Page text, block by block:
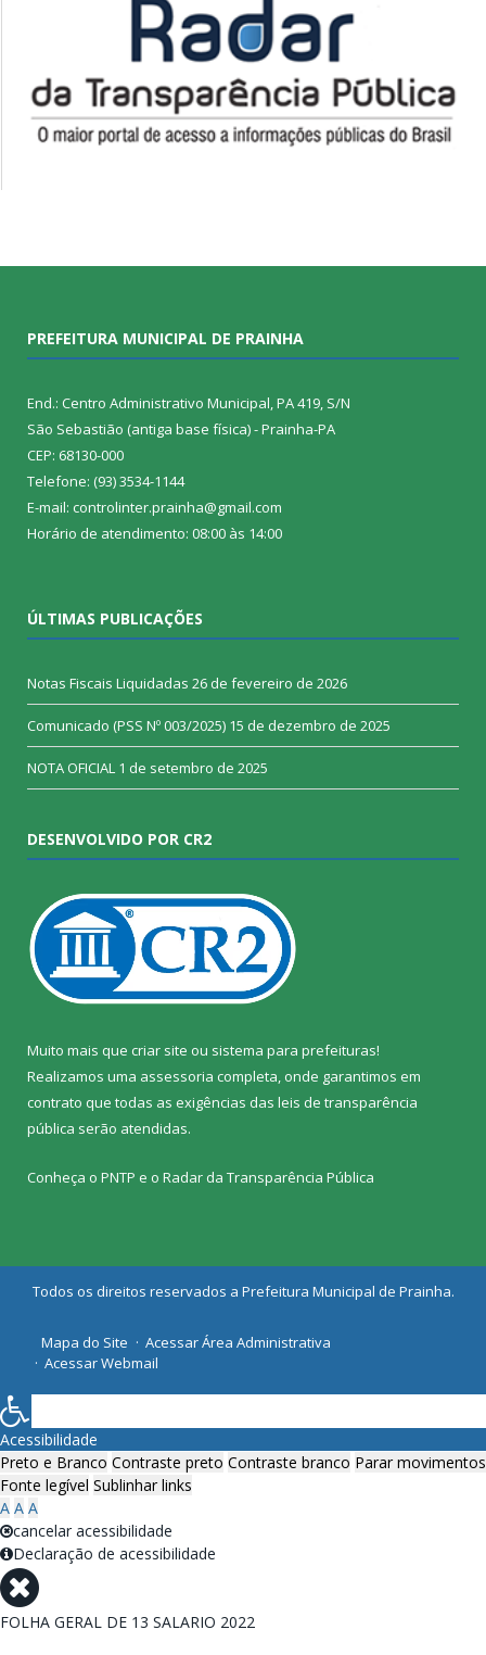
PREFEITURA MUNICIPAL DE PRAINHA
End.: Centro Administrativo Municipal, PA 419, S/N
São Sebastião (antiga base física) - Prainha-PA
CEP: 68130-000
Telefone: (93) 3534-1144
E-mail: controlinter.prainha@gmail.com
Horário de atendimento: 08:00 às 14:00
ÚLTIMAS PUBLICAÇÕES
Notas Fiscais Liquidadas 26 de fevereiro de 2026
Comunicado (PSS Nº 003/2025) 15 de dezembro de 2025
NOTA OFICIAL 1 de setembro de 2025
DESENVOLVIDO POR CR2
Muito mais que criar site ou sistema para prefeituras!
Realizamos uma assessoria completa, onde garantimos em
contrato que todas as exigências das leis de transparência
pública serão atendidas.
Conheça o PNTP e o Radar da Transparência Pública
Todos os direitos reservados a Prefeitura Municipal de Prainha.
Mapa do Site
Acessar Área Administrativa
Acessar Webmail
Acessibilidade
Preto e Branco Contraste preto Contraste branco Parar movimentos
Fonte legível Sublinhar links
A A A
cancelar acessibilidade
Declaração de acessibilidade
FOLHA GERAL DE 13 SALARIO 2022